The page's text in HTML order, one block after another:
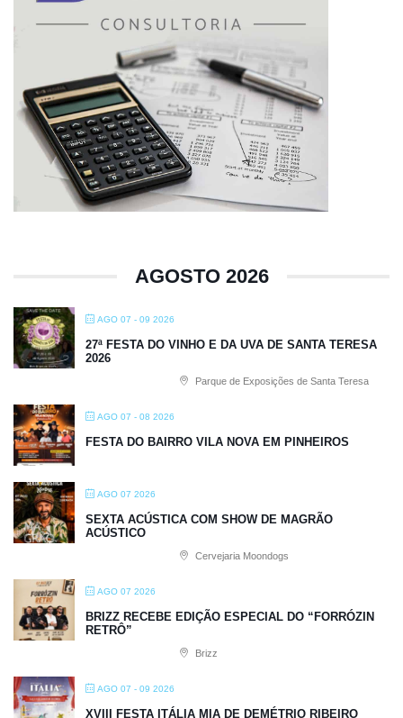
AGOSTO 2026
AGO 07 - 09 2026
27ª FESTA DO VINHO E DA UVA DE SANTA TERESA
2026
Parque de Exposições de Santa Teresa
AGO 07 - 08 2026
FESTA DO BAIRRO VILA NOVA EM PINHEIROS
AGO 07 2026
SEXTA ACÚSTICA COM SHOW DE MAGRÃO
ACÚSTICO
Cervejaria Moondogs
AGO 07 2026
BRIZZ RECEBE EDIÇÃO ESPECIAL DO “FORRÓZIN
RETRÔ”
Brizz
AGO 07 - 09 2026
XVIII FESTA ITÁLIA MIA DE DEMÉTRIO RIBEIRO